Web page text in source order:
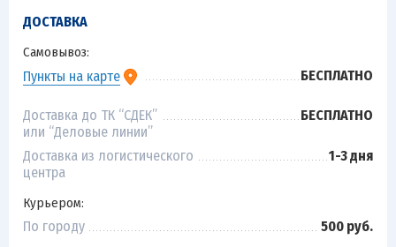
ДОСТАВКА
Самовывоз:
Пункты на карте БЕСПЛАТНО
Доставка до ТК “СДЕК”
или “Деловые линии”
БЕСПЛАТНО
Доставка из логистического
центра
1-3 дня
Курьером:
По городу
500 руб.